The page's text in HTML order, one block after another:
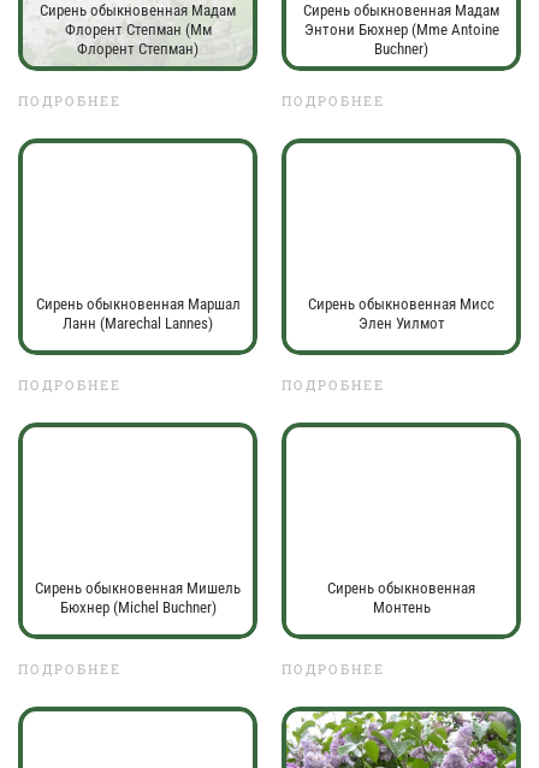
Сирень обыкновенная Мадам
Флорент Степман (Мм
Флорент Степман)
ПОДРОБНЕЕ
Сирень обыкновенная Мадам
Энтони Бюхнер (Mme Antoine
Buchner)
ПОДРОБНЕЕ
Сирень обыкновенная Маршал
Ланн (Marechal Lannes)
ПОДРОБНЕЕ
Сирень обыкновенная Мисс
Элен Уилмот
ПОДРОБНЕЕ
Сирень обыкновенная Мишель
Бюхнер (Michel Buchner)
ПОДРОБНЕЕ
Сирень обыкновенная
Монтень
ПОДРОБНЕЕ